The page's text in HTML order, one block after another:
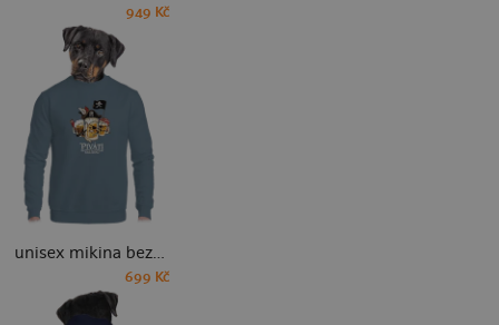
949 Kč
unisex mikina bez kapuce
699 Kč